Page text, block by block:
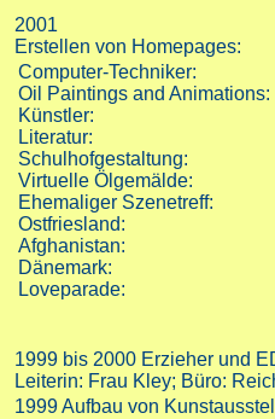
2001
Erstellen von Homepages:
Computer-Techniker:
Oil Paintings and Animations:
Künstler:
Literatur:
Schulhofgestaltung:
Virtuelle Ölgemälde:
Ehemaliger Szenetreff:
Ostfriesland:
Afghanistan:
Dänemark:
Loveparade:
1999 bis 2000 Erzieher und
Leiterin: Frau Kley; Büro:
1999Aufbau von